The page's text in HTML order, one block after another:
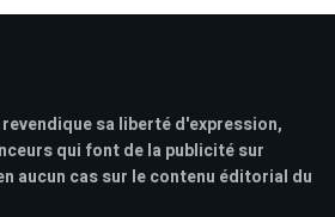
sa liberté d'expression,
qui font de la publicité sur
aucun cas sur le contenu éditorial du